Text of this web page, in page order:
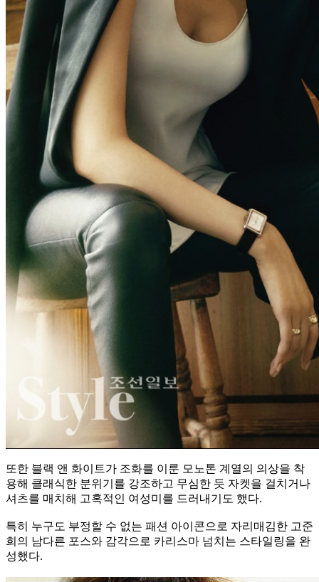
또한 블랙 앤 화이트가 조화를 이룬 모노톤 계열의 의상을 착
용해 클래식한 분위기를 강조하고 무심한 듯 자켓을 걸치거나
셔츠를 매치해 고혹적인 여성미를 드러내기도 했다.
특히 누구도 부정할 수 없는 패션 아이콘으로 자리매김한 고준
희의 남다른 포스와 감각으로 카리스마 넘치는 스타일링을 완
성했다.